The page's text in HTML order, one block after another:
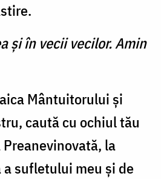
şi în vecii vecilor. Amin
Mântuitorului şi
caută cu ochiul tău
la
a sufletului meu şi de